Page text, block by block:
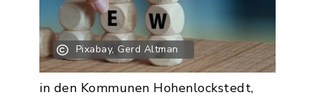
Pixabay, Gerd Altman
in den Kommunen Hohenlockstedt,